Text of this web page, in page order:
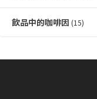
飲品中的咖啡因 (15)